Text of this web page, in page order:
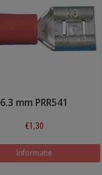
6.3 mm PRR541
€1,30
Informatie